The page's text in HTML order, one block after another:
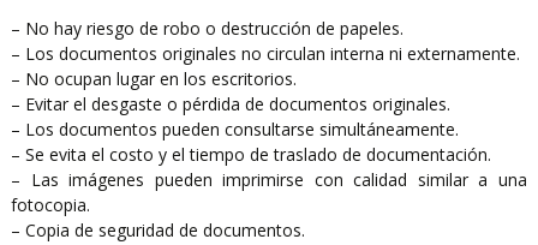
– No hay riesgo de robo o destrucción de papeles.
– Los documentos originales no circulan interna ni externamente.
– No ocupan lugar en los escritorios.
– Evitar el desgaste o pérdida de documentos originales.
– Los documentos pueden consultarse simultáneamente.
– Se evita el costo y el tiempo de traslado de documentación.
– Las imágenes pueden imprimirse con calidad similar a una
fotocopia.
– Copia de seguridad de documentos.